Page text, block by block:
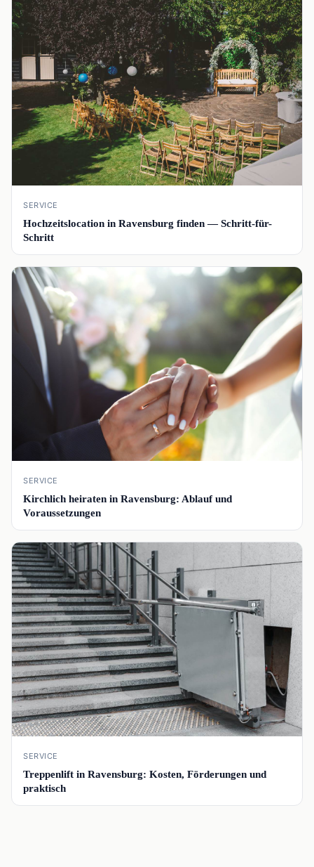
📰
SERVICE
Hochzeitslocation in Ravensburg finden — Schritt-für-
Schritt
📰
SERVICE
Kirchlich heiraten in Ravensburg: Ablauf und
Voraussetzungen
📰
SERVICE
Treppenlift in Ravensburg: Kosten, Förderungen und
praktisch